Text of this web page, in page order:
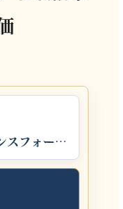
スフォーメ